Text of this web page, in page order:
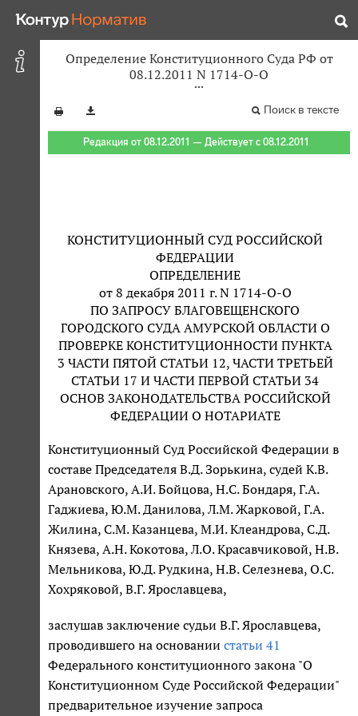
Определение Конституционного Суда РФ от
08.12.2011 N 1714-О-О
Поиск в тексте
Редакция от 08.12.2011 — Действует с 08.12.2011
КОНСТИТУЦИОННЫЙ СУД РОССИЙСКОЙ
ФЕДЕРАЦИИ
ОПРЕДЕЛЕНИЕ
от 8 декабря 2011 г. N 1714-О-О
ПО ЗАПРОСУ БЛАГОВЕЩЕНСКОГО
ГОРОДСКОГО СУДА АМУРСКОЙ ОБЛАСТИ О
ПРОВЕРКЕ КОНСТИТУЦИОННОСТИ ПУНКТА
3 ЧАСТИ ПЯТОЙ СТАТЬИ 12, ЧАСТИ ТРЕТЬЕЙ
СТАТЬИ 17 И ЧАСТИ ПЕРВОЙ СТАТЬИ 34
ОСНОВ ЗАКОНОДАТЕЛЬСТВА РОССИЙСКОЙ
ФЕДЕРАЦИИ О НОТАРИАТЕ
Конституционный Суд Российской Федерации в
составе Председателя В.Д. Зорькина, судей К.В.
Арановского, А.И. Бойцова, Н.С. Бондаря, Г.А.
Гаджиева, Ю.М. Данилова, Л.М. Жарковой, Г.А.
Жилина, С.М. Казанцева, М.И. Клеандрова, С.Д.
Князева, А.Н. Кокотова, Л.О. Красавчиковой, Н.В.
Мельникова, Ю.Д. Рудкина, Н.В. Селезнева, О.С.
Хохряковой, В.Г. Ярославцева,
заслушав заключение судьи В.Г. Ярославцева,
проводившего на основании статьи 41
Федерального конституционного закона "О
Конституционном Суде Российской Федерации"
предварительное изучение запроса